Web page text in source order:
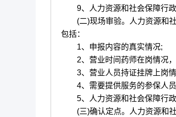
9、人力资源和社会保障行政
(二)现场审验。人力资源和社
包括：
1、申报内容的真实情况;
2、营业时间药师在岗情况，
3、营业人员持证挂牌上岗
4、需要提供服务的参保人员
5、人力资源和社会保障行政
(三)确认定点。人力资源和社